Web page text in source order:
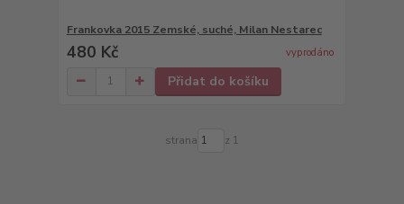
Frankovka 2015 Zemské, suché, Milan Nestarec
480 Kč vyprodáno
Přidat do košíku
strana z 1